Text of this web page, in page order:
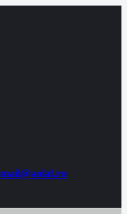
mail@aolal.ru